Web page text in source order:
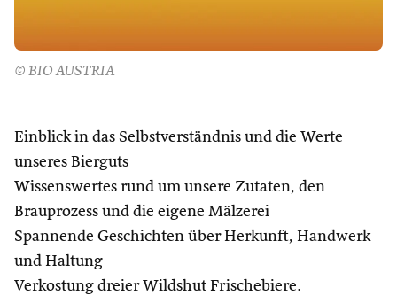
© BIO AUSTRIA
Einblick in das Selbstverständnis und die Werte
unseres Bierguts
Wissenswertes rund um unsere Zutaten, den
Brauprozess und die eigene Mälzerei
Spannende Geschichten über Herkunft, Handwerk
und Haltung
Verkostung dreier Wildshut Frischebiere.